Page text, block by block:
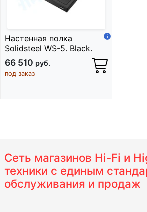
Настенная полка
Solidsteel WS-5. Black.
66 510 руб.
под заказ
Сеть магазинов Hi-Fi и
техники с единым
обслуживания и продаж